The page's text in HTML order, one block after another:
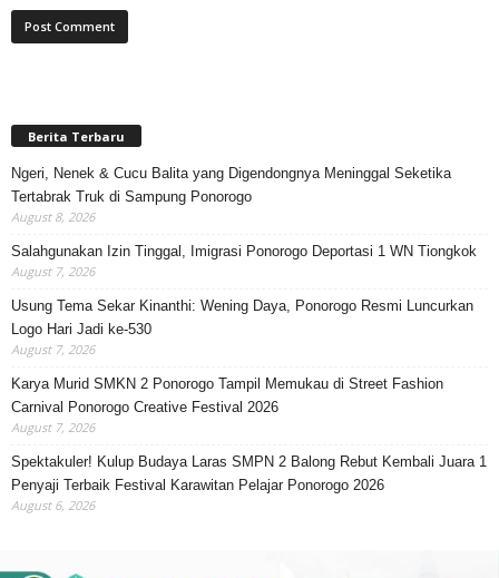
Berita Terbaru
Ngeri, Nenek & Cucu Balita yang Digendongnya Meninggal Seketika
Tertabrak Truk di Sampung Ponorogo
August 8, 2026
Salahgunakan Izin Tinggal, Imigrasi Ponorogo Deportasi 1 WN Tiongkok
August 7, 2026
Usung Tema Sekar Kinanthi: Wening Daya, Ponorogo Resmi Luncurkan
Logo Hari Jadi ke-530
August 7, 2026
Karya Murid SMKN 2 Ponorogo Tampil Memukau di Street Fashion
Carnival Ponorogo Creative Festival 2026
August 7, 2026
Spektakuler! Kulup Budaya Laras SMPN 2 Balong Rebut Kembali Juara 1
Penyaji Terbaik Festival Karawitan Pelajar Ponorogo 2026
August 6, 2026